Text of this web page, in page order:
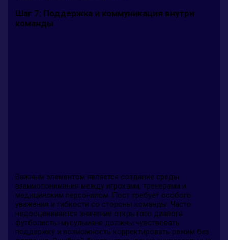
Шаг 7: Поддержка и коммуникация внутри
команды
Важным элементом является создание среды
взаимопонимания между игроками, тренерами и
медицинским персоналом. Пост требует особого
уважения и гибкости со стороны команды. Часто
недооценивается значение открытого диалога:
футболисты-мусульмане должны чувствовать
поддержку и возможность корректировать режим без